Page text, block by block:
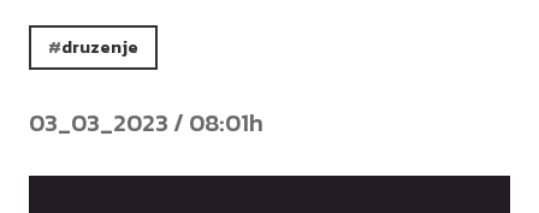
druzenje
03_03_2023 / 08:01h